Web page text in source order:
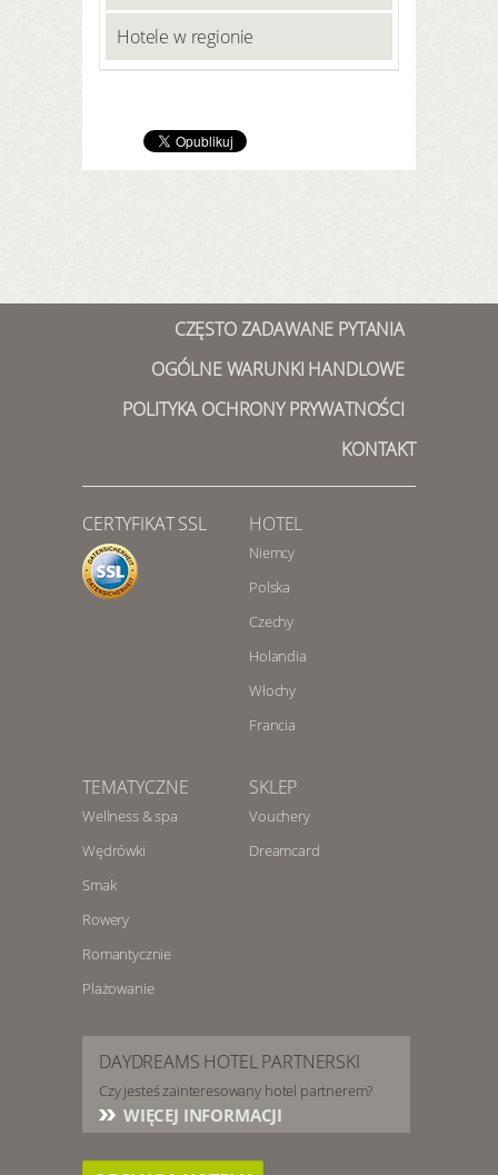
Hotele w regionie
CZĘSTO ZADAWANE PYTANIA
OGÓLNE WARUNKI HANDLOWE
POLITYKA OCHRONY PRYWATNOŚCI
KONTAKT
CERTYFIKAT SSL HOTEL
Niemcy
Polska
Czechy
Holandia
Włochy
Francia
TEMATYCZNE
Wellness & spa
Wędrówki
Smak
Rowery
Romantycznie
Plażowanie
SKLEP
Vouchery
Dreamcard
DAYDREAMS HOTEL PARTNERSKI
Czy jesteś zainteresowany hotel partnerem?
WIĘCEJ INFORMACJI